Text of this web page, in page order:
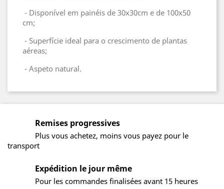
- Disponível em painéis de 30x30cm e de 100x50
cm;
- Superfície ideal para o crescimento de plantas
aéreas;
- Aspeto natural.
Remises progressives
Plus vous achetez, moins vous payez pour le
transport
Expédition le jour même
Pour les commandes finalisées avant 15 heures